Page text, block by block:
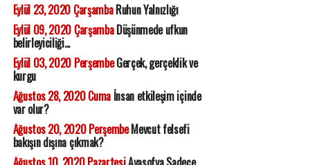
Eylül 23, 2020 ÇarşambaRuhun Yalnızlığı
Eylül 09, 2020 ÇarşambaDüşünmede ufkun
belirleyiciliği...
Eylül 03, 2020 PerşembeGerçek, gerçeklik ve
kurgu
Ağustos 28, 2020 Cumaİnsan etkileşim içinde
var olur?
Ağustos 20, 2020 PerşembeMevcut felsefi
bakışın dışına çıkmak?